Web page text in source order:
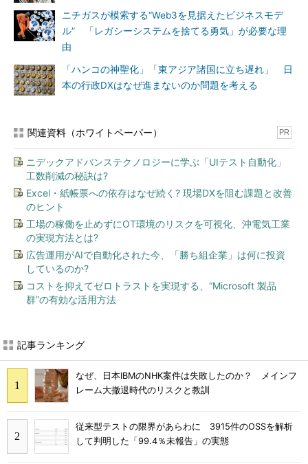
ニチガスが模索する“Web3を見据えたビジネスモデ
ル” 「レガシーシステムを捨てる勇気」が必要な理
由
「ハンコの神聖化」「東アジア諸国に立ち遅れ」 日
本の行政DXはなぜ進まないのか問題を考える
関連資料（ホワイトペーパー） PR
ニデックアドバンステクノロジーに学ぶ「UIテスト自動化」
工数削減の秘訣は?
Excel・紙帳票への依存はなぜ続く? 現場DXを阻む課題と改善
のヒント
工場の稼働を止めずにOT環境のリスクを可視化、沖電気工業
の実現方法とは?
広告運用がAIで自動化された今、「勝ち組企業」は何に投資
しているのか?
コストを抑えてゼロトラストを実現する、“Microsoft 製品
群”の有効な活用方法
記事ランキング
なぜ、日本IBMのNHK案件は失敗したのか？ メインフ
レーム大撤退時代のリスクと教訓
従来型テストの限界があらわに 3915件のOSSを解析
して判明した「99.4％未報告」の実態